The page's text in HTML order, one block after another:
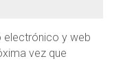
electrónico y web
vez que